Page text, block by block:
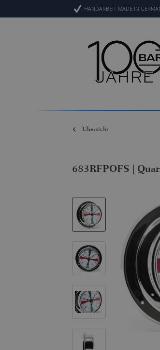
HANDARBEIT MADE IN
Übersicht
683RFPOFS |